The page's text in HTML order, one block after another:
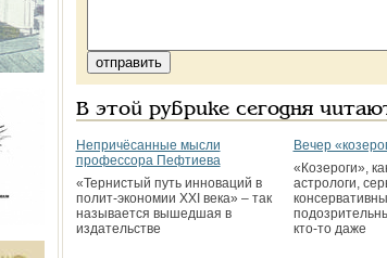
В этой рубрике сегодня
Непричёсанные мысли
профессора Пефтиева
«Тернистый путь инноваций в
полит-экономии ХХI века» – так
называется вышедшая в
издательстве
Вечер
«Козероги»,
астрологи,
кто-то даже